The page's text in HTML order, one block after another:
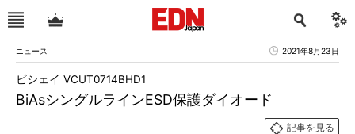
ニュース 2021年8月23日
BiAsシングルラインESD保護ダイオード
ビシェイ VCUT0714BHD1
記事を見る